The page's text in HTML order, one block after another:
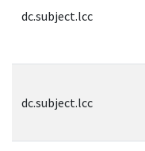
dc.subject.lcc
dc.subject.lcc